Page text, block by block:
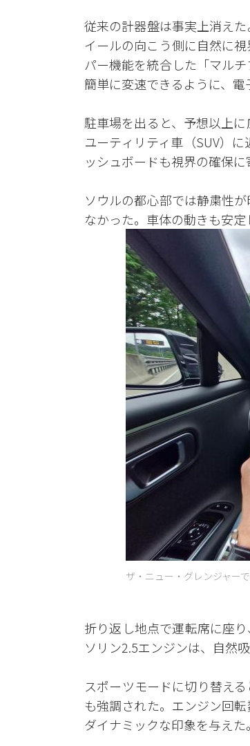
従来の計器盤は事実上消え
イールの向こう側に自然に
パー機能を統合した「マル
簡単に変速できるように、
駐車場を出ると、予想以上
ユーティリティ車（SUV）
ッシュボードも視界の確保に
ソウルの都心部では静粛性
なかった。車体の動きも安定
ザ・ニュー・グレンジャー
折り返し地点で運転席に座
ソリン2.5エンジンは、自然
スポーツモードに切り替え
も強調された。エンジン回
ダイナミックな印象を与えた。